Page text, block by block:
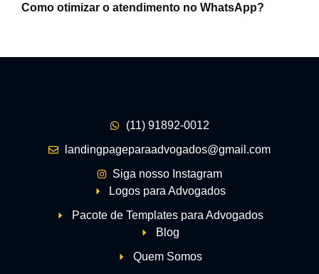
Como otimizar o atendimento no WhatsApp?
(11) 91892-0012
landingpageparaadvogados@gmail.com
Siga nosso Instagram
Logos para Advogados
Pacote de Templates para Advogados
Blog
Quem Somos